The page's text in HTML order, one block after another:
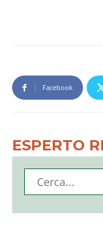
Facebook
ESPERTO